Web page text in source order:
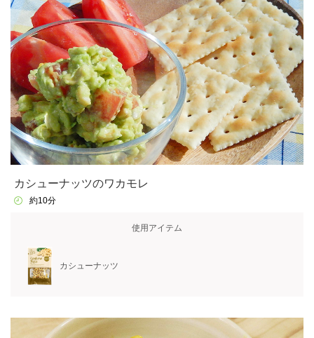
カシューナッツのワカモレ
約10分
使用アイテム
カシューナッツ